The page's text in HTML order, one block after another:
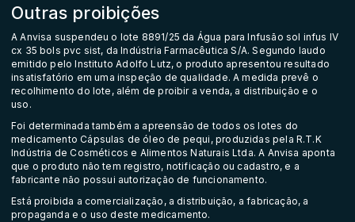
Outras proibições
A Anvisa suspendeu o lote 8891/25 da Água para Infusão sol infus IV
cx 35 bols pvc sist, da Indústria Farmacêutica S/A. Segundo laudo
emitido pelo Instituto Adolfo Lutz, o produto apresentou resultado
insatisfatório em uma inspeção de qualidade. A medida prevê o
recolhimento do lote, além de proibir a venda, a distribuição e o
uso.
Foi determinada também a apreensão de todos os lotes do
medicamento Cápsulas de óleo de pequi, produzidas pela R.T.K
Indústria de Cosméticos e Alimentos Naturais Ltda. A Anvisa aponta
que o produto não tem registro, notificação ou cadastro, e a
fabricante não possui autorização de funcionamento.
Está proibida a comercialização, a distribuição, a fabricação, a
propaganda e o uso deste medicamento.